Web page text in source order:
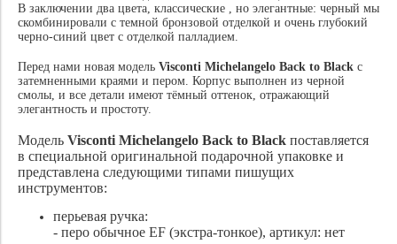
В заключении два цвета, классические , но элегантные: черный мы
скомбинировали с темной бронзовой отделкой и очень глубокий
черно-синий цвет с отделкой палладием.
Перед нами новая модель Visconti Michelangelo Back to Black с
затемненными краями и пером. Корпус выполнен из черной
смолы, и все детали имеют тёмный оттенок, отражающий
элегантность и простоту.
Модель Visconti Michelangelo Back to Black поставляется
в специальной оригинальной подарочной упаковке и
представлена следующими типами пишущих
инструментов:
перьевая ручка:
- перо обычное EF (экстра-тонкое), артикул: нет